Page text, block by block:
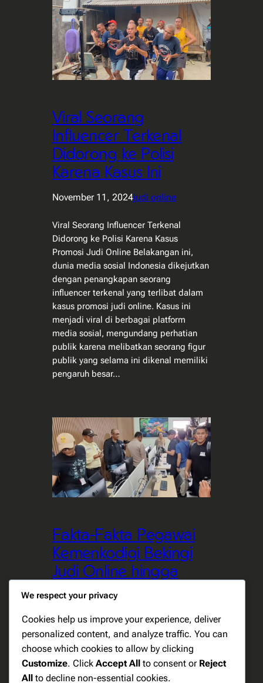
Viral Seorang
Influencer Terkenal
Didorong ke Polisi
Karena Kasus Ini
November 11, 2024judi online
Viral Seorang Influencer Terkenal
Didorong ke Polisi Karena Kasus
Promosi Judi Online Belakangan ini,
dunia media sosial Indonesia dikejutkan
dengan penangkapan seorang
influencer terkenal yang terlibat dalam
kasus promosi judi online. Kasus ini
menjadi viral di berbagai platform
media sosial, mengundang perhatian
publik karena melibatkan seorang figur
publik yang selama ini dikenal memiliki
pengaruh besar…
Fakta-Fakta Pegawai
Kemenkodigi Bekingi
Judi Online hingga
DPR Singgung Mantan
Menteri
November 10, 2024komdigi
We respect your privacy
Cookies help us improve your experience, deliver
personalized content, and analyze traffic. You can
choose which cookies to allow by clicking
Customize. Click Accept All to consent or Reject
All to decline non-essential cookies.